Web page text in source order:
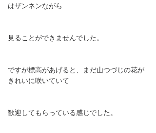
はザンネンながら
見ることができませんでした。
ですが標高があげると、まだ山つづじの花が
きれいに咲いていて
歓迎してもらっている感じでした。